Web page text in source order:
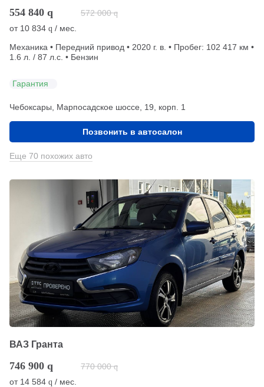
554 840 q 572 000 q
от 10 834 q / мес.
Механика • Передний привод • 2020 г. в. • Пробег: 102 417 км •
1.6 л. / 87 л.с. • Бензин
Гарантия
Чебоксары, Марпосадское шоссе, 19, корп. 1
Позвонить в автосалон
Еще 70 похожих авто
ВАЗ Гранта
746 900 q 770 000 q
от 14 584 q / мес.